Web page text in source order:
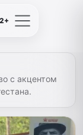
с акцентом